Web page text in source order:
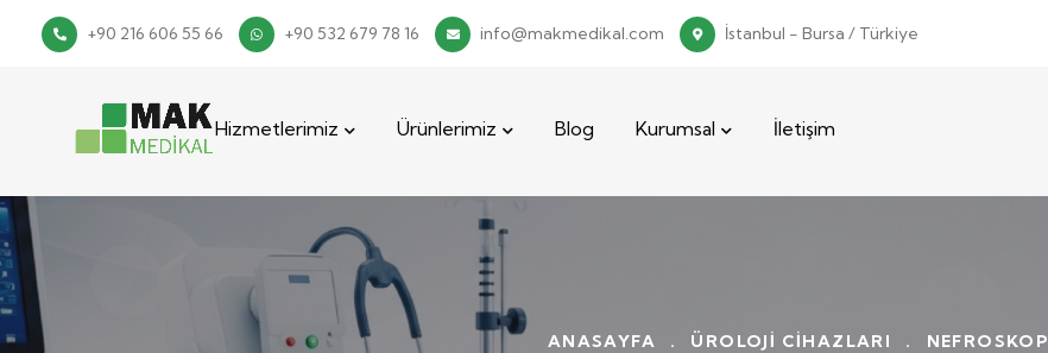
+90 216 606 55 66 +90 532 679 78 16 info@makmedikal.com İstanbul - Bursa / Türkiye
Hizmetlerimiz Ürünlerimiz Blog Kurumsal İletişim
ANASAYFA . ÜROLOJI CIHAZLARI . NEFROSKOP